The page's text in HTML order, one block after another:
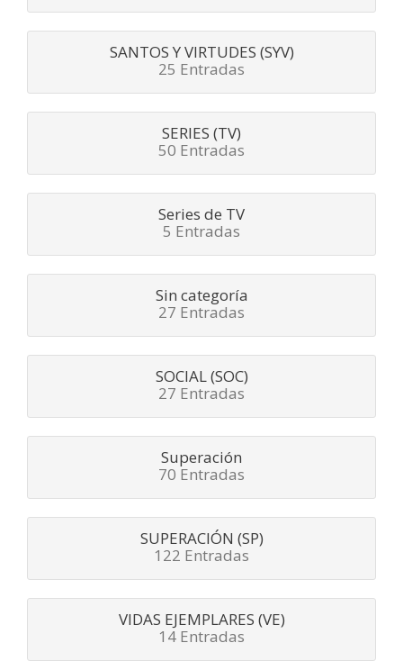
SANTOS Y VIRTUDES (SYV)
25 Entradas
SERIES (TV)
50 Entradas
Series de TV
5 Entradas
Sin categoría
27 Entradas
SOCIAL (SOC)
27 Entradas
Superación
70 Entradas
SUPERACIÓN (SP)
122 Entradas
VIDAS EJEMPLARES (VE)
14 Entradas